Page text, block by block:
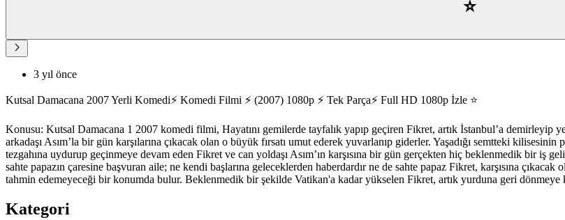
⭐️
3 yıl önce
Kutsal Damacana 2007 Yerli Komedi⚡ Komedi Filmi ⚡ (2007) 1080p ⚡ Tek Parça⚡ Full HD 1080p İzle ⭐️
Konusu: Kutsal Damacana 1 2007 komedi filmi, Hayatını gemilerde tayfalık yapıp geçiren Fikret, artık İstanbul’a
arkadaşı Asım’la bir gün karşılarına çıkacak olan o büyük fırsatı umut ederek yuvarlanıp giderler. Yaşadığı semtteki
tezgahına uydurup geçinmeye devam eden Fikret ve can yoldaşı Asım’ın karşısına bir gün gerçekten hiç beklenmedik bir iş
sahte papazın çaresine başvuran aile; ne kendi başlarına geleceklerden haberdardır ne de sahte papaz Fikret, karşısına
tahmin edemeyeceği bir konumda bulur. Beklenmedik bir şekilde Vatikan'a kadar yükselen Fikret, artık yurduna geri dönmeye
Kategori